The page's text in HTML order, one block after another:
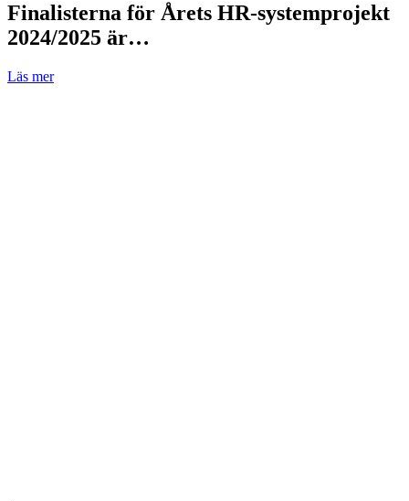
Finalisterna för Årets HR-systemprojekt
2024/2025 är…
Läs mer